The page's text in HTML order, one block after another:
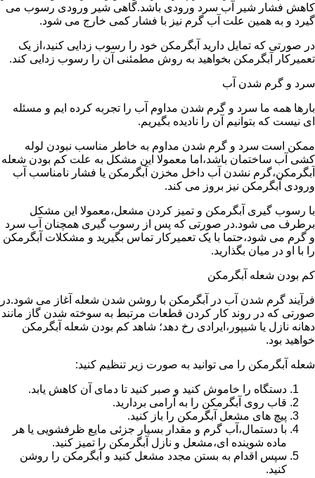
کاهش فشار شیر آب سرد ورودی باشد.گاهی شیر ورودی رسوب می
گیرد و به همین علت آب گرم نیز با فشار کمی خارج می شود.
در صورتی که تمایل دارید آبگرمکن خود را رسوب زدایی کنید،از یک
تعمیرکار آبگرمکن بخواهید به روش مطمئنی آن را رسوب زدایی کند.
سرد و گرم شدن آب
بارها همه ما سرد و گرم شدن مداوم آب را تجربه کرده ایم و مسئله
ای نیست که بتوانیم آن را نادیده بگیریم.
ممکن است سرد و گرم شدن مداوم به خاطر مناسب نبودن لوله
کشی آب ساختمان باشد،اما معمولا این مشکل به علت کم بودن شعله
آبگرمکن،گرم نشدن آب داخل مخزن آبگرمکن یا فشار نامناسب آب
ورودی آبگرمکن نیز بروز می کند.
با رسوب گیری آبگرمکن و تمیز کردن مشعل،معمولا این مشکل
برطرف می شود.در صورتی که پس از رسوب گیری همچنان آب سرد
و گرم می شود،حتما با یک تعمیرکار تماس بگیرید و مشکلات آبگرمکن
را با او در میان بگذارید.
کم بودن شعله آبگرمکن
فرآیند گرم شدن آب در آبگرمکن با روشن شدن شعله آغاز می شود.در
صورتی که در روند کار کردن قطعات مرتبط به سوخته شدن گاز مانند
دهانه نازل یا شیپور،ایرادی رخ دهد؛ شاهد کم بودن شعله آبگرمکن
خواهید بود.
شعله آبگرمکن را می توانید به صورت زیر تنظیم کنید:
دستگاه را خاموش کنید و صبر کنید تا دمای آن کاهش یابد.
قاب روی آبگرمکن را به آرامی بردارید.
پیچ های مشعل آبگرمکن را باز کنید.
با دستمال،آب گرم و مقدار بسیار جزئی مایع ظرفشویی یا هر
ماده شوینده ای،مشعل و نازل آبگرمکن را تمیز کنید.
سپس اقدام به بستن مجدد مشعل کنید و آبگرمکن را روشن
کنید.